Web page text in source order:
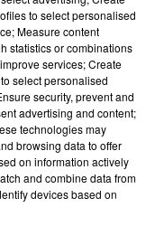
to select personalised
Measure content
statistics or combinations
services; Create
select personalised
security, prevent and
advertising and content;
technologies may
browsing data to offer
on information actively
and combine data from
devices based on